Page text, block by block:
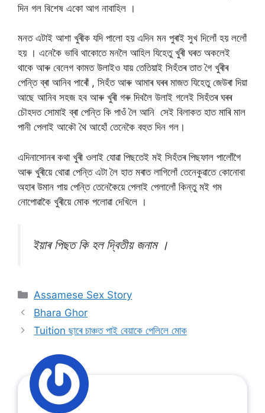
দিন গল বিশেষ একো আগ নাবাহিল ।
মনত এটাই আশা খুৰীক যদি পালো হয় এদিন মন পুৰাই সুখ দিলোঁ হয় ললোঁ
হয় । এনেকৈ ভাবি থাকোতে মনলৈ আহিল যিহেতু খুৰী ঘৰত অকলেই
থাকে আৰু বেলেগ কামত উলাইও যায় তেতিয়াই সিহঁতৰ তাত গৈ খুৰীৰ
পেন্তি ব্ৰা আনিব পাৰোঁ , সিহঁত আৰু আমাৰ ঘৰৰ মাজত যিহেতু জেউৰা দিয়া
আছে আনিব সহজ হব আৰু খুৰী গৰু দিবলৈ উলাই গলেই সিহঁতৰ ঘৰৰ
চৌহদত সোমাই ব্ৰা পেন্তি কি পাওঁ লৈ আনি সেই বিলাকত হাত মাৰি মাল
পানী পেলাই আকৌ থৈ আহোঁ তেনেকৈ বহুত দিন গল।
এদিনাসোনৰ কথা খুৰী ওলাই যোৱা পিছতেই মই সিহঁতৰ পিছফাল পালোঁগৈ
আৰু খুৰীয়ে থোৱা পেন্তি এটা লৈ হাত মৰাত লাগিলোঁ তেনেকুৱাতে কোনোবা
অহাৰ উমান পায় পেন্তি তেনেকৈয়ে পেলাই পেলালোঁ কিন্তু মই গম
নোপোৱাকৈ খুৰীয়ে মোক পলোৱা দেখিলে ।
ইয়াৰ পিছত কি হল দ্বিতীয় জনাম ।
Categories
Assamese Sex Story
Bhara Ghor
Tuition ছাৰে চাঞ্চত পাই বেয়াকে পেলিলে মোক